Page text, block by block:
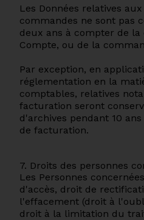
Les Données relatives
commandes ne sont pas
deux ans à compter de
Compte, ou de la
Par exception, en
réglementation en la
comptables, relatives
facturation seront
d'archives pendant 10
de facturation.
7. Droits des personnes
Les Personnes
d'accès, droit de
l'effacement (droit à
droit à la limitation du